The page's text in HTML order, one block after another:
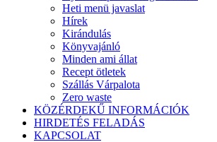
Heti menü javaslat
Hírek
Kirándulás
Könyvajánló
Minden ami állat
Recept ötletek
Szállás Várpalota
Zero waste
KÖZÉRDEKŰ INFORMÁCIÓK
HIRDETÉS FELADÁS
KAPCSOLAT